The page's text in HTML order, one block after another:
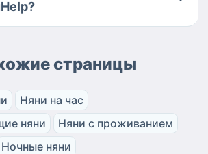
страницы
Няни на час
няни
Няни с проживанием
Ночные няни